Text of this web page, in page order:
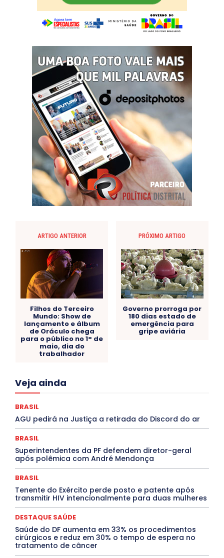
ARTIGO ANTERIOR
Filhos do Terceiro
Mundo: Show de
lançamento e álbum
de Oráculo chega
para o público no 1° de
maio, dia do
trabalhador
PRÓXIMO ARTIGO
Governo prorroga por
180 dias estado de
emergência para
gripe aviária
Veja ainda
Acre
Congressuanas & Esplanadumas
Covid-19
Crônica Política Crônicas
CULTURA
Cultura e Tal
DANÇA Dengue
Denuncia
DESTAQUES OUTROS
DISTRITO FEDERAL
EDUCAÇÃO
ELEIÇÕES
EMPREGO E OPORTUNIDADES
Especial
Espírito Santo ESPORTE
ESTÁGIO
Febre Oropouche
FILMES
INTELIGÊNCIA ARTIFICIAL
INTERNACIONAL
LITERATURA
Marburg
MEIO AMBIENTE
MÚSICA
O Plantonista Opinião Oropouche
Paraíba
Paraná Pernambuco Piauí
POLÍTICA
PROCESSO SELETIVO
BRASIL
AGU pedirá na Justiça a retirada do Discord do ar
BRASIL
Superintendentes da PF defendem diretor-geral
após polêmica com André Mendonça
BRASIL
Tenente do Exército perde posto e patente após
transmitir HIV intencionalmente para duas mulheres
DESTAQUE SAÚDE
Saúde do DF aumenta em 33% os procedimentos
cirúrgicos e reduz em 30% o tempo de espera no
tratamento de câncer